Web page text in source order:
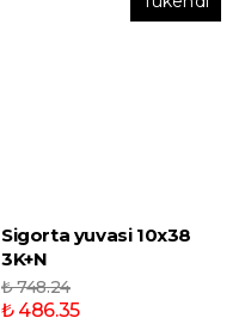
Sigorta yuvasi 10x38
3K+N
₺ 748.24
₺ 486.35